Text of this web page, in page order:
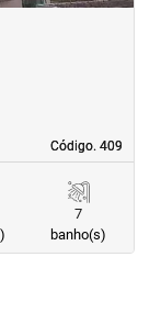
Código. 409
Código. 409
7
banho(s)